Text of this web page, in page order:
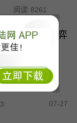
阅读 8261
理与反击博弈
07-27